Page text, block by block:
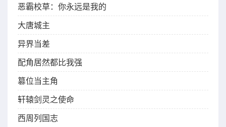
恶霸校草：你永远是我的
大唐城主
异界当差
配角居然都比我强
篡位当主角
轩辕剑灵之使命
西周列国志